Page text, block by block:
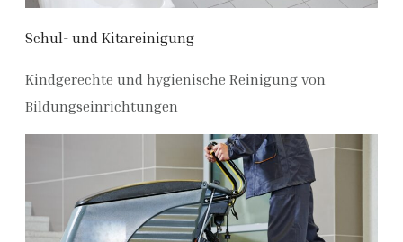
Schul- und Kitareinigung
Kindgerechte und hygienische Reinigung von
Bildungseinrichtungen